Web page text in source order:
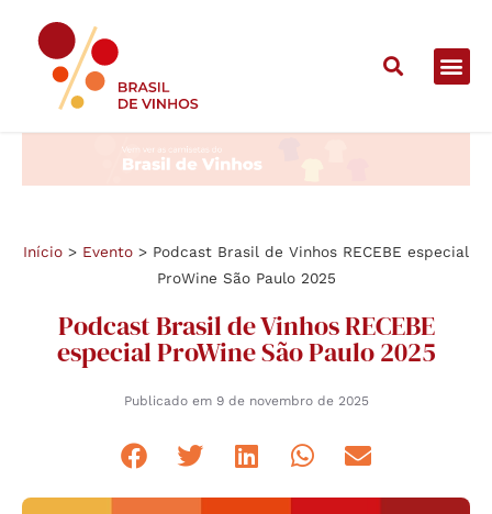
Início > Evento > Podcast Brasil de Vinhos RECEBE especial
ProWine São Paulo 2025
Podcast Brasil de Vinhos RECEBE
especial ProWine São Paulo 2025
Publicado em 9 de novembro de 2025